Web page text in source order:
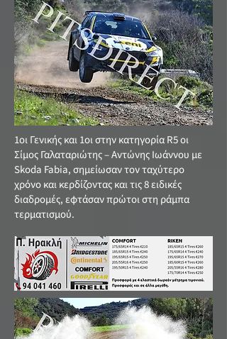
1οι Γενικής και 1οι στην κατηγορία R5 οι
Σίμος Γαλαταριώτης – Αντώνης Ιωάννου με
Skoda Fabia, σημείωσαν τον ταχύτερο
χρόνο και κερδίζοντας και τις 8 ειδικές
διαδρομές, εφτάσαν πρώτοι στη ράμπα
τερματισμού.